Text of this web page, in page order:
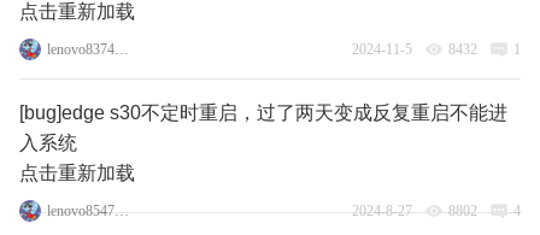
点击重新加载
lenovo83745069 2024-11-5 8432 1
[bug]edge s30不定时重启，过了两天变成反复重启不能进
入系统
点击重新加载
lenovo85477926 2024-8-27 8802 4